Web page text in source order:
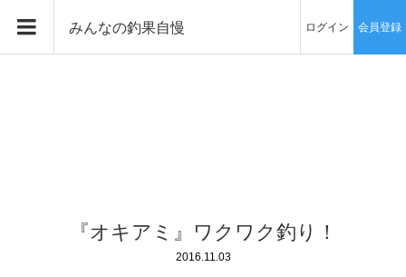
みんなの釣果自慢 ログイン 会員登録
『オキアミ』ワクワク釣り！
2016.11.03